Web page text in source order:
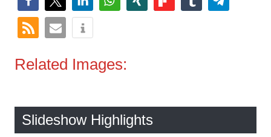
Related Images:
Slideshow Highlights